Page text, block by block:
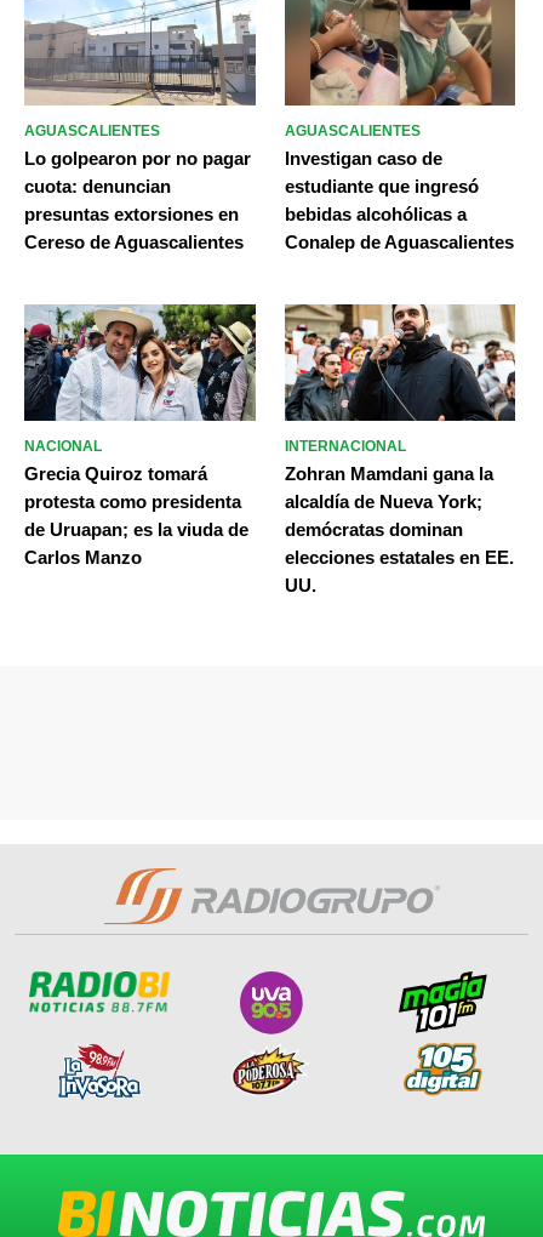
AGUASCALIENTES
Lo golpearon por no pagar
cuota: denuncian
presuntas extorsiones en
Cereso de Aguascalientes
AGUASCALIENTES
Investigan caso de
estudiante que ingresó
bebidas alcohólicas a
Conalep de Aguascalientes
NACIONAL
Grecia Quiroz tomará
protesta como presidenta
de Uruapan; es la viuda de
Carlos Manzo
INTERNACIONAL
Zohran Mamdani gana la
alcaldía de Nueva York;
demócratas dominan
elecciones estatales en EE.
UU.